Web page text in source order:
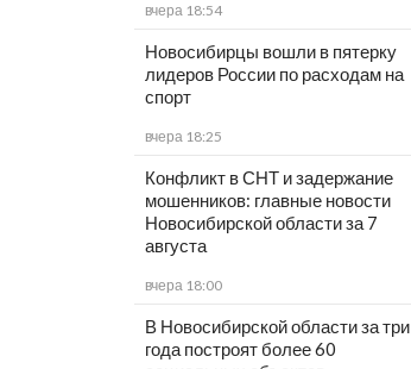
вчера 18:54
Новосибирцы вошли в пятерку
лидеров России по расходам на
спорт
вчера 18:25
Конфликт в СНТ и задержание
мошенников: главные новости
Новосибирской области за 7
августа
вчера 18:00
В Новосибирской области за три
года построят более 60